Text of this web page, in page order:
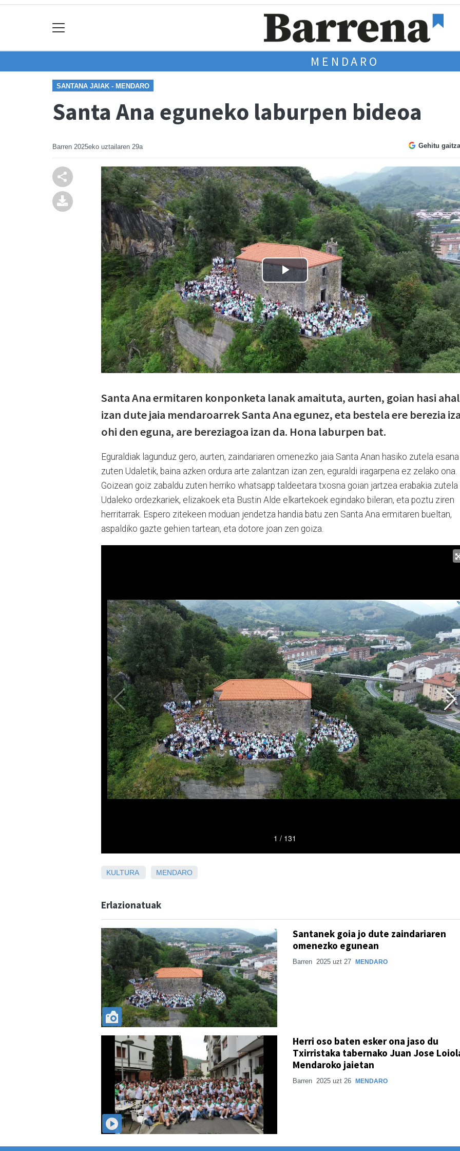
MENDARO
SANTANA JAIAK - MENDARO
Santa Ana eguneko laburpen bideoa
Barren 2025eko uztailaren 29a Gehitu
Santa Ana ermitaren konponketa lanak amaituta, aurten, goian hasi ahal
izan dute jaia mendaroarrek Santa Ana egunez, eta bestela ere berezia
ohi den eguna, are bereziagoa izan da. Hona laburpen bat.
Eguraldiak lagunduz gero, aurten, zaindariaren omenezko jaia Santa Anan hasiko zutela esana
zuten Udaletik, baina azken ordura arte zalantzan izan zen, eguraldi iragarpena ez zelako ona.
Goizean goiz zabaldu zuten herriko whatsapp taldeetara txosna goian jartzea erabakia zutela
Udaleko ordezkariek, elizakoek eta Bustin Alde elkartekoek egindako bileran, eta poztu ziren
herritarrak. Espero zitekeen moduan jendetza handia batu zen Santa Ana ermitaren bueltan,
aspaldiko gazte gehien tartean, eta dotore joan zen goiza.
KULTURA MENDARO
Erlazionatuak
Santanek goia jo dute zaindariaren
omenezko egunean
Barren 2025 uzt 27 MENDARO
Herri oso baten esker ona jaso du
Txirristaka tabernako Juan Jose
Mendaroko jaietan
Barren 2025 uzt 26 MENDARO